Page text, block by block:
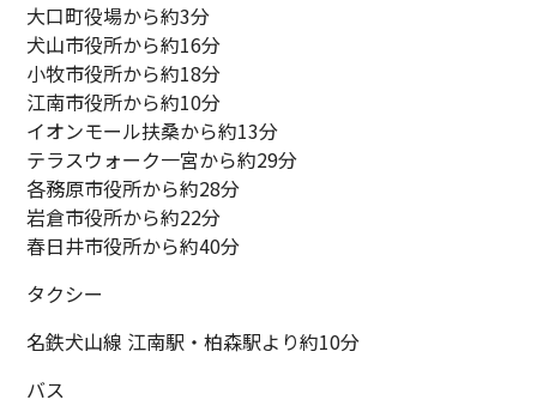
大口町役場から約3分
犬山市役所から約16分
小牧市役所から約18分
江南市役所から約10分
イオンモール扶桑から約13分
テラスウォーク一宮から約29分
各務原市役所から約28分
岩倉市役所から約22分
春日井市役所から約40分
タクシー
名鉄犬山線 江南駅・柏森駅より約10分
バス